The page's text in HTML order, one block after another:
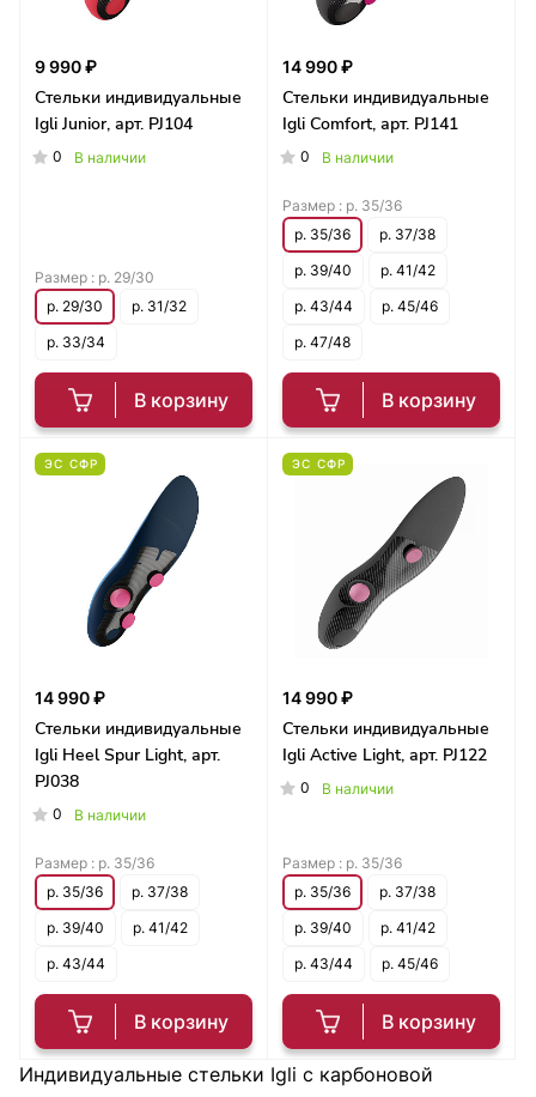
9 990 ₽
Стельки индивидуальные
Igli Junior, арт. PJ104
0 В наличии
В корзину
Размер : р. 29/30
р. 29/30
р. 31/32
р. 33/34
14 990 ₽
Стельки индивидуальные
Igli Comfort, арт. PJ141
0 В наличии
В корзину
Размер : р. 35/36
р. 35/36
р. 37/38
р. 39/40
р. 41/42
р. 43/44
р. 45/46
р. 47/48
ЭС СФР
14 990 ₽
Стельки индивидуальные
Igli Heel Spur Light, арт.
PJ038
0 В наличии
В корзину
Размер : р. 35/36
р. 35/36
р. 37/38
р. 39/40
р. 41/42
р. 43/44
ЭС СФР
14 990 ₽
Стельки индивидуальные
Igli Active Light, арт. PJ122
0 В наличии
В корзину
Размер : р. 35/36
р. 35/36
р. 37/38
р. 39/40
р. 41/42
р. 43/44
р. 45/46
Индивидуальные стельки Igli с карбоновой